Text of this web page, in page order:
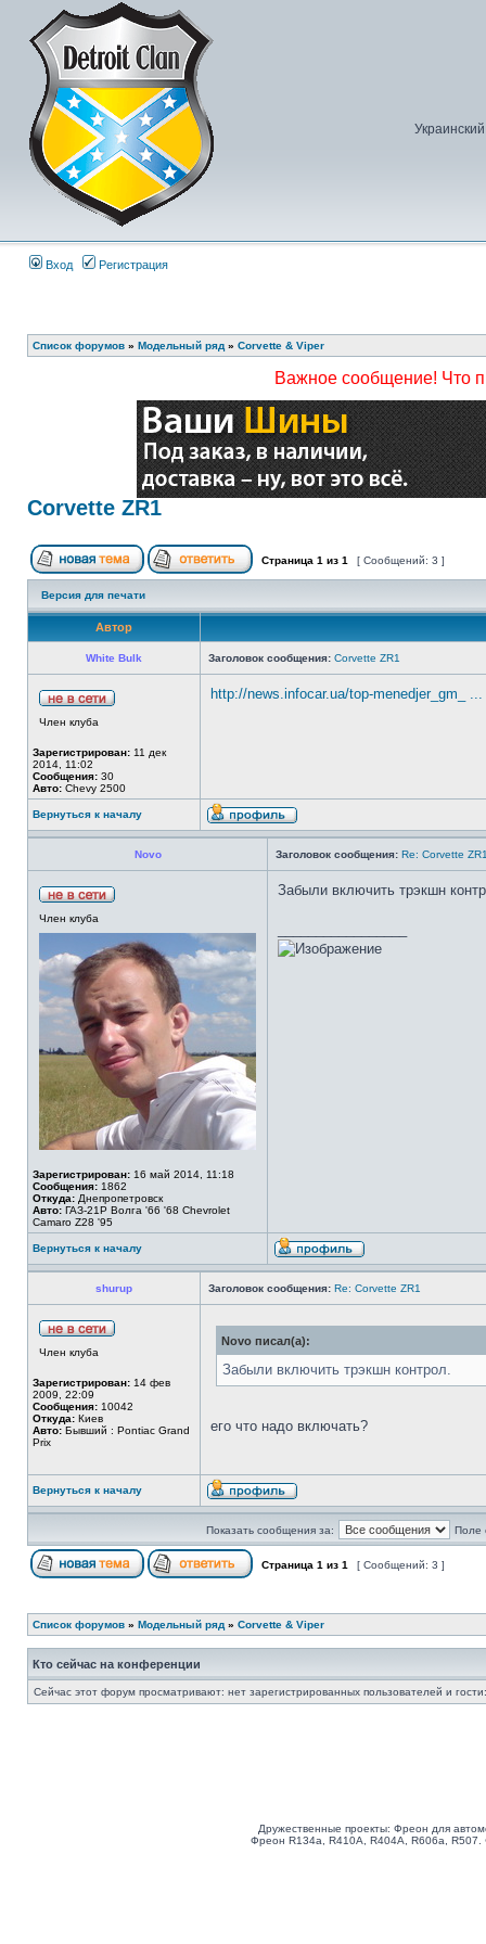
Вход Регистрация
Список форумов » Модельный ряд » Corvette & Viper
Важное сообщение! Что
Corvette ZR1
Страница 1 из 1 [ Сообщений: 3 ]
Версия для печати
Автор
White Bulk Заголовок сообщения: Corvette ZR1
Член клуба
Зарегистрирован: 11 дек
2014, 11:02
Сообщения: 30
Авто: Chevy 2500
http://news.infocar.ua/top-menedjer_gm_
Вернуться к началу
Novo Заголовок сообщения: Re: Corvette
Член клуба
Зарегистрирован: 16 май 2014, 11:18
Сообщения: 1862
Откуда: Днепропетровск
Авто: ГАЗ-21Р Волга '66 '68 Chevrolet
Camaro Z28 '95
Забыли включить трэкшн
Вернуться к началу
shurup Заголовок сообщения: Re: Corvette ZR1
Член клуба
Зарегистрирован: 14 фев
2009, 22:09
Сообщения: 10042
Откуда: Киев
Авто: Бывший : Pontiac Grand
Prix
Novo писал(а):
Забыли включить трэкшн контрол.
его что надо включать?
Вернуться к началу
Показать сообщения за: Поле
Страница 1 из 1 [ Сообщений: 3 ]
Список форумов » Модельный ряд » Corvette & Viper
Кто сейчас на конференции
Сейчас этот форум просматривают: нет зарегистрированных пользователей и
Дружественные проекты: Фреон для
Фреон R134a, R410A, R404A, R606a,